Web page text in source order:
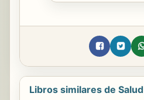
Libros similares de Salud